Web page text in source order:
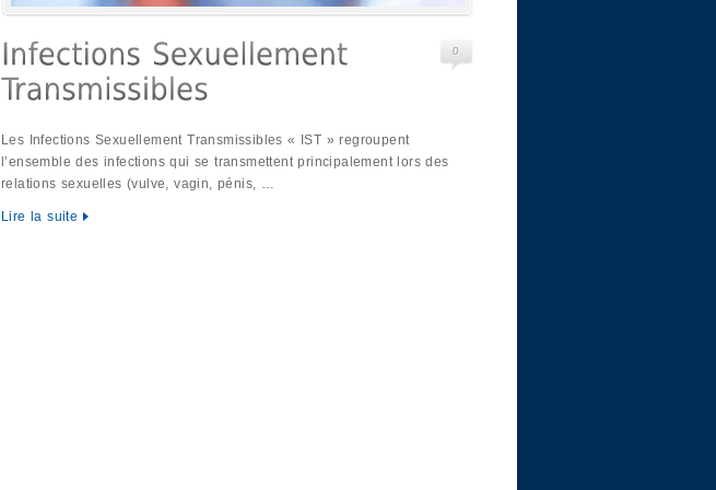
0
Les Infections Sexuellement Transmissibles « IST » regroupent
l’ensemble des infections qui se transmettent principalement lors des
relations sexuelles (vulve, vagin, pénis, …
Lire la suite